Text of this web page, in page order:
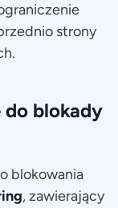
strony
do blokady
blokowania
, zawierający